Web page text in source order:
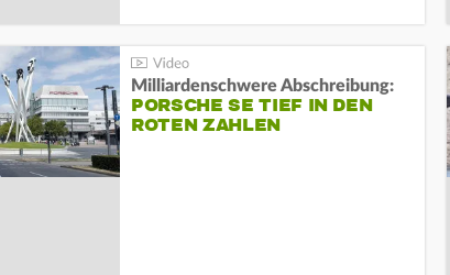
Milliardenschwere Abschreibung:
PORSCHE SE TIEF IN DEN
ROTEN ZAHLEN